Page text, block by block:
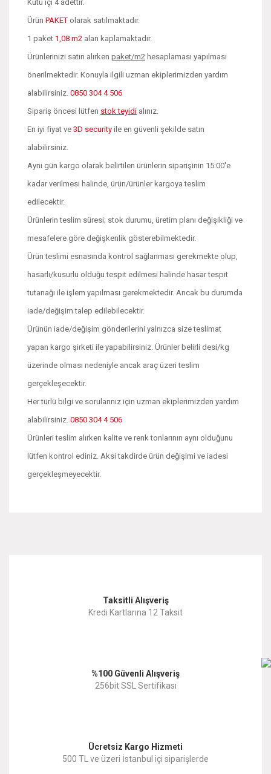
Kutu içi 4 adettir.
Ürün PAKET olarak satılmaktadır.
1 paket 1,08 m2 alan kaplamaktadır.
Ürünlerinizi satın alırken paket/m2 hesaplaması yapılması
önerilmektedir. Konuyla ilgili uzman ekiplerimizden yardım
alabilirsiniz. 0850 304 4 506
Sipariş öncesi lütfen stok teyidi alınız.
En iyi fiyat ve 3D security ile en güvenli şekilde satın
alabilirsiniz.
Aynı gün kargo olarak belirtilen ürünlerin siparişinin 15:00'e
kadar verilmesi halinde, ürün/ürünler kargoya teslim
edilecektir.
Ürünlerin teslim süresi; stok durumu, üretim planı değişikliği ve
mesafelere göre değişkenlik gösterebilmektedir.
Ürün teslimi esnasında kontrol sağlanması gerekmekte olup,
hasarlı/kusurlu olduğu tespit edilmesi halinde hasar tespit
tutanağı ile işlem yapılması gerekmektedir. Ancak bu durumda
iade/değişim talep edilebilecektir.
Ürünün iade/değişim gönderilerini yalnızca size teslimat
yapan kargo şirketi ile yapabilirsiniz. Ürünler belirli desi/kg
üzerinde olması nedeniyle ancak araç üzeri teslim
gerçekleşecektir.
Her türlü bilgi ve sorularınız için uzman ekiplerimizden yardım
alabilirsiniz. 0850 304 4 506
Ürünleri teslim alırken kalite ve renk tonlarının aynı olduğunu
lütfen kontrol ediniz. Aksi takdirde ürün değişimi ve iadesi
gerçekleşmeyecektir.
Ürün resmi kalitesiz, bozuk veya görüntülenemiyor.
Ürün fiyatı diğer sitelerden daha pahalı.
Taksitli Alışveriş
Kredi Kartlarına 12 Taksit
%100 Güvenli Alışveriş
256bit SSL Sertifikası
Ücretsiz Kargo Hizmeti
500 TL ve üzeri İstanbul içi siparişlerde